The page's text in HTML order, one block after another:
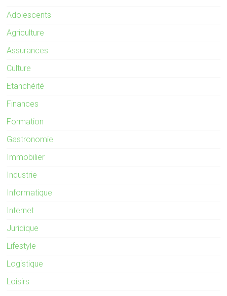
Adolescents
Agriculture
Assurances
Culture
Etanchéité
Finances
Formation
Gastronomie
Immobilier
Industrie
Informatique
Internet
Juridique
Lifestyle
Logistique
Loisirs